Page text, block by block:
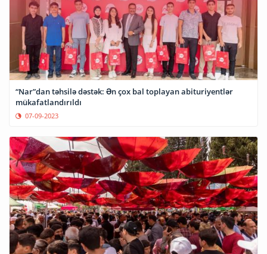
“Nar”dan təhsilə dəstək: Ən çox bal toplayan abituriyentlər
mükafatlandırıldı
07-09-2023